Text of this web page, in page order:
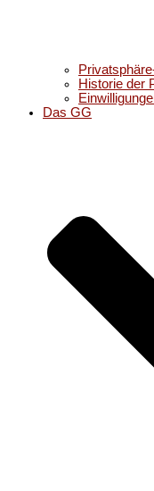
Historie der
Das GG